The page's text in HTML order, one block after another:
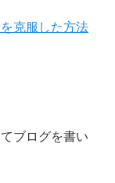
克服した方法
ブログを書い